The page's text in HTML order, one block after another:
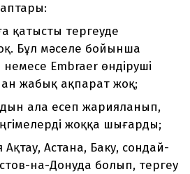
қатысты тергеуде
Бұл мәселе бойынша
Embraer өндіруші
жабық ақпарат жоқ;
ала есеп жарияланып,
жоққа шығарды;
Астана, Баку, сондай-
на-Донуда болып, тергеу